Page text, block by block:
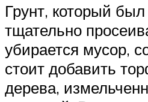
Грунт, который
тщательно
убирается мусор,
стоит добавить
дерева,